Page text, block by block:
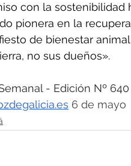
con la sostenibilidad
pionera en la
de bienestar
no sus dueños».
- Edición Nº
6 de mayo